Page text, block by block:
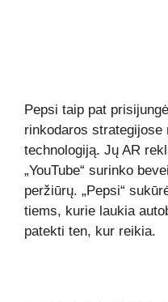
Pepsi taip pat
rinkodaros strategijose
technologiją. Jų AR
„YouTube“ surinko
peržiūrų. „Pepsi“
tiems, kurie laukia
patekti ten, kur reikia.